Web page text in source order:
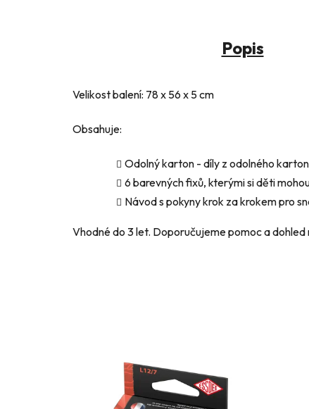
Popis
Velikost balení: 78 x 56 x 5 cm
Obsahuje:
Odolný karton - díly z odolného
6 barevných fixů, kterými si děti
Návod s pokyny krok za krokem pro
Vhodné do 3 let. Doporučujeme pomoc a dohled